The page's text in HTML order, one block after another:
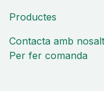
Productes
Contacta amb
Per fer comanda